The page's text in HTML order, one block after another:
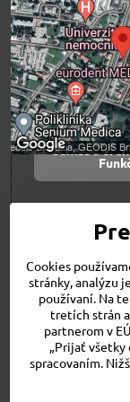
Prajete si načítať
Povoliť
Povoliť a
súhlas s
Novinky
Niečo o nás
Naša ponuka
Veľkostné tabuľky
Obchodné
Kontakt
Cookies
stránky, analýzu
používaní. Na
tretích strán
partnerom v
„Prijať všetky
spracovaním.